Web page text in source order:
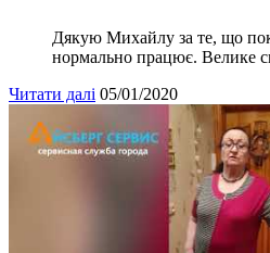
Дякую Михайлу за те, що
нормально працює. Велике
Читати далі 05/01/2020